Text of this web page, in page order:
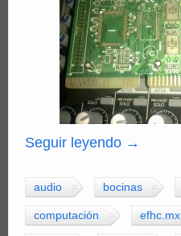
Seguir leyendo →
audio bocinas
computación efhc.mx